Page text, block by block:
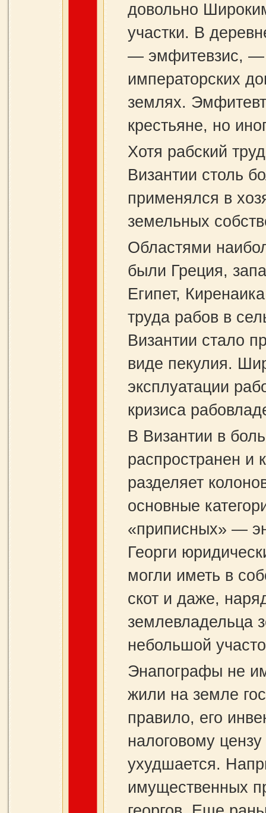
довольно
участки. В
— эмфитевзис, —
императорских
землях.
крестьяне, но
Хотя рабский
Византии столь
применялся в
земельных
Областями
были Греция,
Египет,
труда рабов в
Византии стало
виде пекулия.
эксплуатации
кризиса
В Византии в
распространен и
разделяет
основные
«приписных» —
Георги
могли иметь в
скот и даже,
землевладельца
небольшой
Энапографы не
жили на земле
правило, его
налоговому
ухудшается.
имущественных